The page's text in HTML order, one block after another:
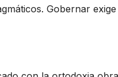
Gobernar